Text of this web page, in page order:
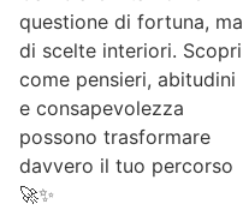
questione di fortuna, ma
di scelte interiori. Scopri
come pensieri, abitudini
e consapevolezza
possono trasformare
davvero il tuo percorso
🚀✨